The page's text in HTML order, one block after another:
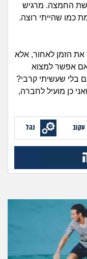
ולידה
ומשפחה
מתבגרים
ועד מתי?!
וסטודנטים
וקריירה
ואנשים
שכנים ושותפים
| התחברות
החמצה. מרגיש
כמו שהייתי רוצה.
הזמן לאחור, אלא
אפשר למצוא
בלי שעשיתי קרבי?
כן מועיל לחברה,
עקוב נהל